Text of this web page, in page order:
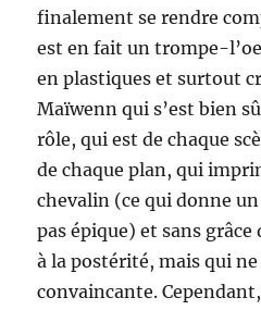
finalement se rendre
est en fait un trompe-
en plastiques et surtout
Maïwenn qui s’est bien
rôle, qui est de chaque
de chaque plan, qui
chevalin (ce qui donne
pas épique) et sans grâce
à la postérité, mais qui ne
convaincante.